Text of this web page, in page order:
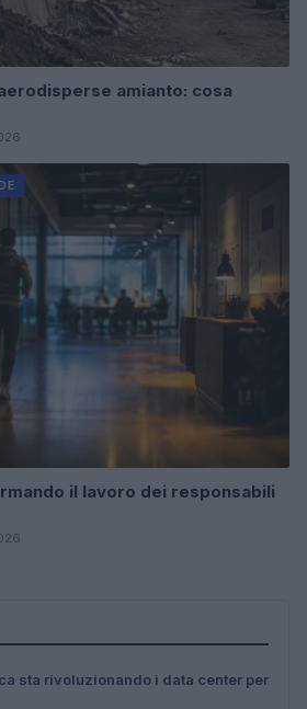
amianto: cosa
il lavoro dei responsabili
sta rivoluzionando i data center per